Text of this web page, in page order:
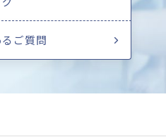
ご質問